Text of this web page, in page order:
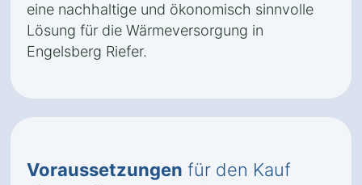
eine nachhaltige und ökonomisch sinnvolle
Lösung für die Wärmeversorgung in
Engelsberg Riefer.
Voraussetzungen für den Kauf